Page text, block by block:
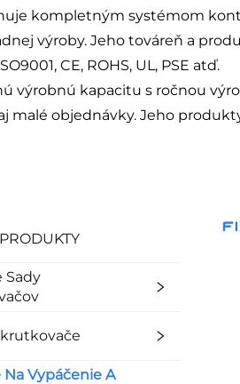
kompletným systémom
výroby. Jeho továreň a
CE, ROHS, UL, PSE atď.
výrobnú kapacitu s ročnou
malé objednávky. Jeho
Sady
Na Vypáčenie A